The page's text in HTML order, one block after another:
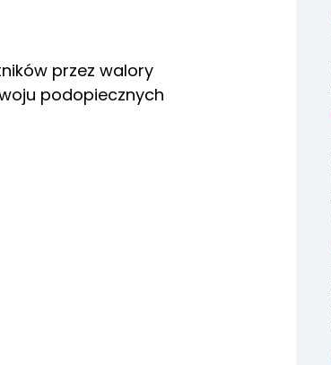
przez walory
podopiecznych